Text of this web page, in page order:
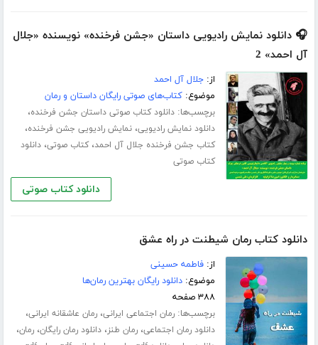
🎧 دانلود نمایش رادیویی داستان «جشن فرخنده» نویسنده «جلال
آل احمد» 2
از:جلال آل احمد
موضوع:کتاب‌های صوتی رایگان داستان و رمان
برچسب‌ها:دانلود کتاب صوتی داستان جشن فرخنده،
دانلود نمایش رادیویی،نمایش رادیویی جشن فرخنده،
کتاب جشن فرخنده جلال آل احمد،کتاب صوتی،دانلود
کتاب صوتی
دانلود کتاب صوتی
دانلود کتاب رمان شیطنت در راه عشق
از:فاطمه حسینی
موضوع:دانلود رایگان بهترین رمان‌ها
۳۸۸ صفحه
برچسب‌ها:رمان اجتماعی ایرانی،رمان عاشقانه ایرانی،
دانلود رمان اجتماعی،رمان طنز،دانلود رمان رایگان،رمان،